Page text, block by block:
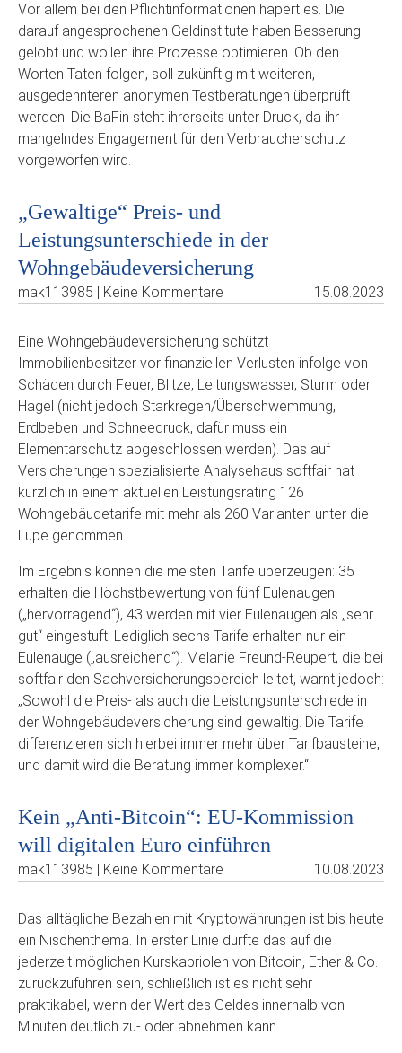
Vor allem bei den Pflichtinformationen hapert es. Die
darauf angesprochenen Geldinstitute haben Besserung
gelobt und wollen ihre Prozesse optimieren. Ob den
Worten Taten folgen, soll zukünftig mit weiteren,
ausgedehnteren anonymen Testberatungen überprüft
werden. Die BaFin steht ihrerseits unter Druck, da ihr
mangelndes Engagement für den Verbraucherschutz
vorgeworfen wird.
„Gewaltige“ Preis- und
Leistungsunterschiede in der
Wohngebäudeversicherung
mak113985 | Keine Kommentare 15.08.2023
Eine Wohngebäudeversicherung schützt
Immobilienbesitzer vor finanziellen Verlusten infolge von
Schäden durch Feuer, Blitze, Leitungswasser, Sturm oder
Hagel (nicht jedoch Starkregen/Überschwemmung,
Erdbeben und Schneedruck, dafür muss ein
Elementarschutz abgeschlossen werden). Das auf
Versicherungen spezialisierte Analysehaus softfair hat
kürzlich in einem aktuellen Leistungsrating 126
Wohngebäudetarife mit mehr als 260 Varianten unter die
Lupe genommen.
Im Ergebnis können die meisten Tarife überzeugen: 35
erhalten die Höchstbewertung von fünf Eulenaugen
(„hervorragend“), 43 werden mit vier Eulenaugen als „sehr
gut“ eingestuft. Lediglich sechs Tarife erhalten nur ein
Eulenauge („ausreichend“). Melanie Freund-Reupert, die bei
softfair den Sachversicherungsbereich leitet, warnt jedoch:
„Sowohl die Preis- als auch die Leistungsunterschiede in
der Wohngebäudeversicherung sind gewaltig. Die Tarife
differenzieren sich hierbei immer mehr über Tarifbausteine,
und damit wird die Beratung immer komplexer.“
Kein „Anti-Bitcoin“: EU-Kommission
will digitalen Euro einführen
mak113985 | Keine Kommentare 10.08.2023
Das alltägliche Bezahlen mit Kryptowährungen ist bis heute
ein Nischenthema. In erster Linie dürfte das auf die
jederzeit möglichen Kurskapriolen von Bitcoin, Ether & Co.
zurückzuführen sein, schließlich ist es nicht sehr
praktikabel, wenn der Wert des Geldes innerhalb von
Minuten deutlich zu- oder abnehmen kann.